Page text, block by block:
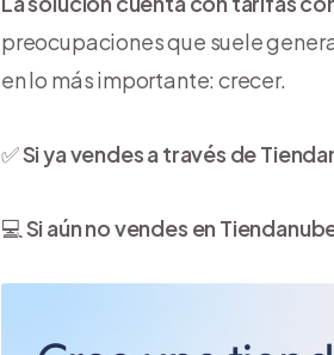
preocupaciones que suele
en lo más importante: crecer.
✅Si ya vendes a través de
💻 Si aún no vendes en